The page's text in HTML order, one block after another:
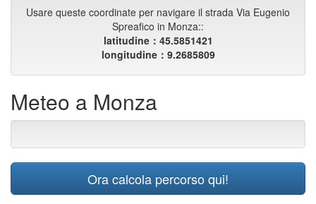
Usare queste coordinate per navigare il strada Via Eugenio
Spreafico in Monza::
latitudine：45.5851421
longitudine：9.2685809
Meteo a Monza
Ora calcola percorso qui!